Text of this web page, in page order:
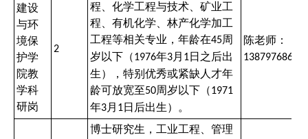
建设
与环
境保
护学
院教
学科
研岗
2
程、化学工程与技术、矿业工
程、有机化学、林产化学加工
工程等相关专业，年龄在45周
岁以下（1976年3月 1日之后出
生），特别优秀或紧缺人才年
龄可放宽至50周岁以下（1971
年3月 1日后出生）。
陈老师：
13879768612
博士研究生，工业工程、管理